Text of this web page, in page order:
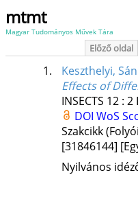
mtmt
Magyar Tudományos Művek Tára
Előző oldal
1. Keszthelyi,
Effects of
INSECTS 12: 2
DOI WoS
Szakcikk
[31846144]
Nyilvános